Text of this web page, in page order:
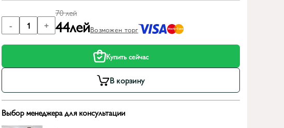
- 1 +
70лей
44лейВозможен торг
Купить сейчас
В корзину
Выбор менеджера для консультации